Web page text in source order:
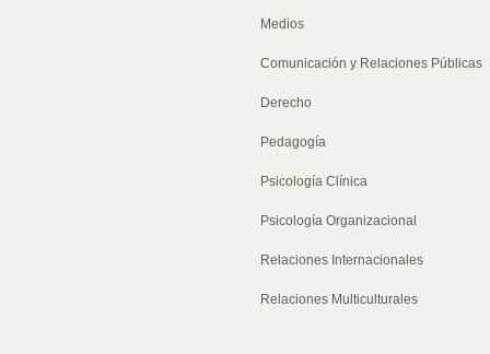
Medios
Comunicación y Relaciones Públicas
Derecho
Pedagogía
Psicología Clínica
Psicología Organizacional
Relaciones Internacionales
Relaciones Multiculturales